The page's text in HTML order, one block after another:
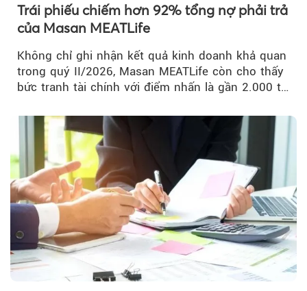
Trái phiếu chiếm hơn 92% tổng nợ phải trả
của Masan MEATLife
Không chỉ ghi nhận kết quả kinh doanh khả quan
trong quý II/2026, Masan MEATLife còn cho thấy
bức tranh tài chính với điểm nhấn là gần 2.000 tỷ